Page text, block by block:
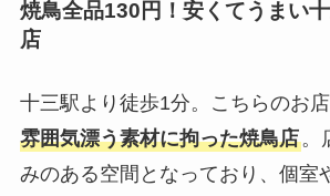
焼鳥全品130円！安くてうまい
店
十三駅より徒歩1分。こちらのお
雰囲気漂う素材に拘った焼鳥店。
みのある空間となっており、個室